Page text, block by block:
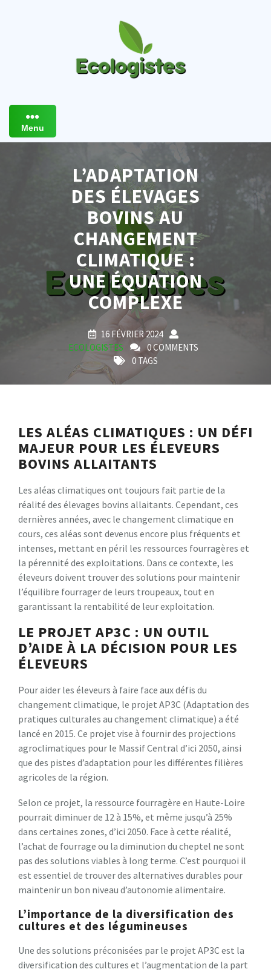
Menu
L’ADAPTATION
DES ÉLEVAGES
BOVINS AU
CHANGEMENT
CLIMATIQUE :
UNE ÉQUATION
COMPLEXE
16 FÉVRIER 2024
ECOLOGISTES
0 COMMENTS
0 TAGS
LES ALÉAS CLIMATIQUES : UN DÉFI
MAJEUR POUR LES ÉLEVEURS
BOVINS ALLAITANTS
Les aléas climatiques ont toujours fait partie de la
réalité des élevages bovins allaitants. Cependant, ces
dernières années, avec le changement climatique en
cours, ces aléas sont devenus encore plus fréquents et
intenses, mettant en péril les ressources fourragères et
la pérennité des exploitations. Dans ce contexte, les
éleveurs doivent trouver des solutions pour maintenir
l’équilibre fourrager de leurs troupeaux, tout en
garantissant la rentabilité de leur exploitation.
LE PROJET AP3C : UN OUTIL
D’AIDE À LA DÉCISION POUR LES
ÉLEVEURS
Pour aider les éleveurs à faire face aux défis du
changement climatique, le projet AP3C (Adaptation des
pratiques culturales au changement climatique) a été
lancé en 2015. Ce projet vise à fournir des projections
agroclimatiques pour le Massif Central d’ici 2050, ainsi
que des pistes d’adaptation pour les différentes filières
agricoles de la région.
Selon ce projet, la ressource fourragère en Haute-Loire
pourrait diminuer de 12 à 15%, et même jusqu’à 25%
dans certaines zones, d’ici 2050. Face à cette réalité,
l’achat de fourrage ou la diminution du cheptel ne sont
pas des solutions viables à long terme. C’est pourquoi il
est essentiel de trouver des alternatives durables pour
maintenir un bon niveau d’autonomie alimentaire.
L’importance de la diversification des
cultures et des légumineuses
Une des solutions préconisées par le projet AP3C est la
diversification des cultures et l’augmentation de la part